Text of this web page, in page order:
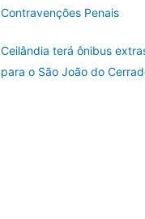
Contravenções Penais
Ceilândia terá ônibus
para o São João do